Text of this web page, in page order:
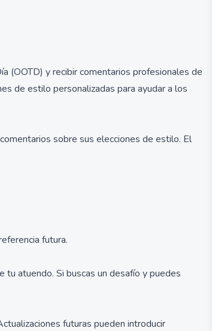
(OOTD) y recibir comentarios profesionales de
de estilo personalizadas para ayudar a los
sobre sus elecciones de estilo. El
futura.
tu atuendo. Si buscas un desafío y puedes
futuras pueden introducir